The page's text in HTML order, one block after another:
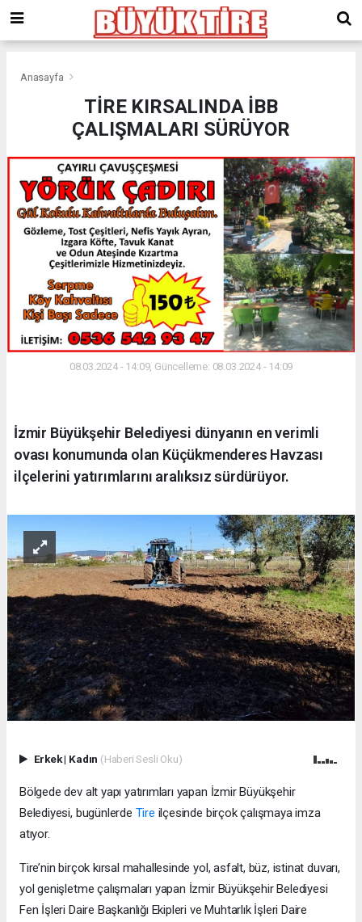
giriş
kingroyal
Anasayfa
TİRE KIRSALINDA İBB
ÇALIŞMALARI SÜRÜYOR
08.03.2024 - 14:09, Güncelleme: 08.03.2024 - 14:09
İzmir Büyükşehir Belediyesi dünyanın en verimli
ovası konumunda olan Küçükmenderes Havzası
ilçelerini yatırımlarını aralıksız sürdürüyor.
Erkek| Kadın (Haberi Sesli Oku)
Bölgede dev alt yapı yatırımları yapan İzmir Büyükşehir
Belediyesi, bugünlerde Tire ilçesinde birçok çalışmaya imza
atıyor.
Tire’nin birçok kırsal mahallesinde yol, asfalt, büz, istinat duvarı,
yol genişletme çalışmaları yapan İzmir Büyükşehir Belediyesi
Fen İşleri Daire Başkanlığı Ekipleri ve Muhtarlık İşleri Daire